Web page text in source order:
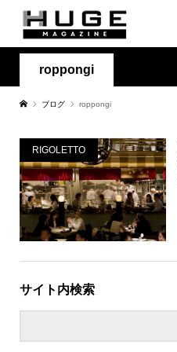
roppongi
ブログ roppongi
RIGOLETTO
サイト内検索